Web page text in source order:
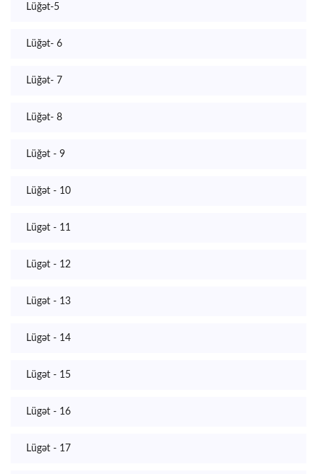
Lüğət-5
Lüğət- 6
Lüğət- 7
Lüğət- 8
Lüğət - 9
Lüğət - 10
Lügət - 11
Lügət - 12
Lügət - 13
Lügət - 14
Lügət - 15
Lügət - 16
Lügət - 17